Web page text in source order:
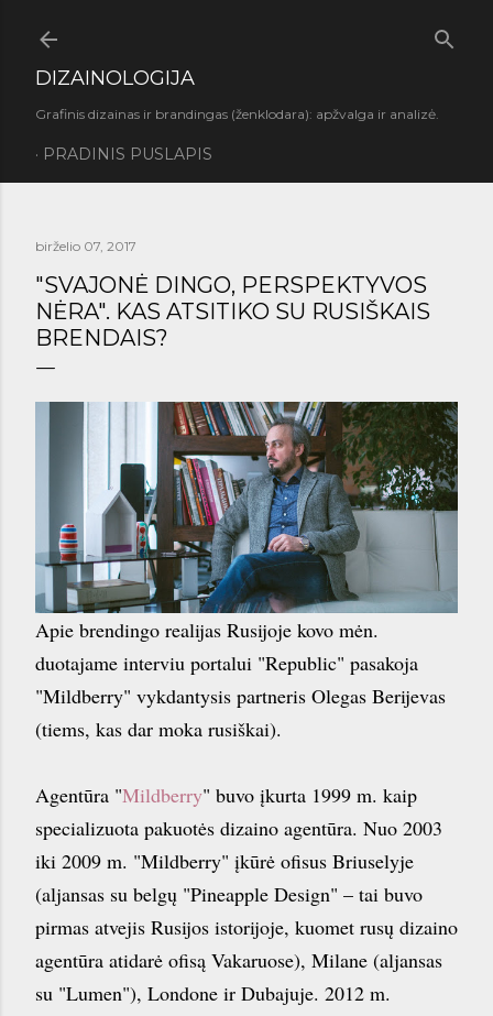
DIZAINOLOGIJA
Grafinis dizainas ir brandingas (ženklodara): apžvalga ir analizė.
PRADINIS PUSLAPIS
birželio 07, 2017
"SVAJONĖ DINGO, PERSPEKTYVOS
NĖRA". KAS ATSITIKO SU RUSIŠKAIS
BRENDAIS?
Apie brendingo realijas Rusijoje kovo mėn.
duotajame interviu portalui "Republic" pasakoja
"Mildberry" vykdantysis partneris Olegas Berijevas
(tiems, kas dar moka rusiškai).
Agentūra "Mildberry" buvo įkurta 1999 m. kaip
specializuota pakuotės dizaino agentūra. Nuo 2003
iki 2009 m. "Mildberry" įkūrė ofisus Briuselyje
(aljansas su belgų "Pineapple Design" – tai buvo
pirmas atvejis Rusijos istorijoje, kuomet rusų dizaino
agentūra atidarė ofisą Vakaruose), Milane (aljansas
su "Lumen"), Londone ir Dubajuje. 2012 m.